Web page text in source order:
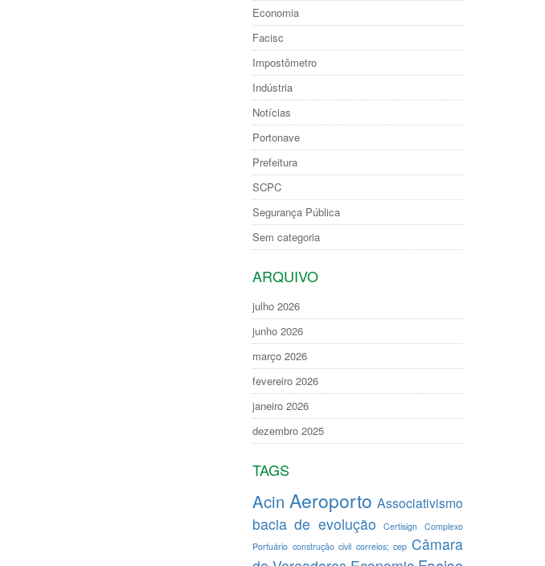
Economia
Facisc
Impostômetro
Indústria
Notícias
Portonave
Prefeitura
SCPC
Segurança Pública
Sem categoria
ARQUIVO
julho 2026
junho 2026
março 2026
fevereiro 2026
janeiro 2026
dezembro 2025
TAGS
Acin Aeroporto Associativismo
bacia de evolução Certisign Complexo
Portuário construção civil correios; cep Câmara